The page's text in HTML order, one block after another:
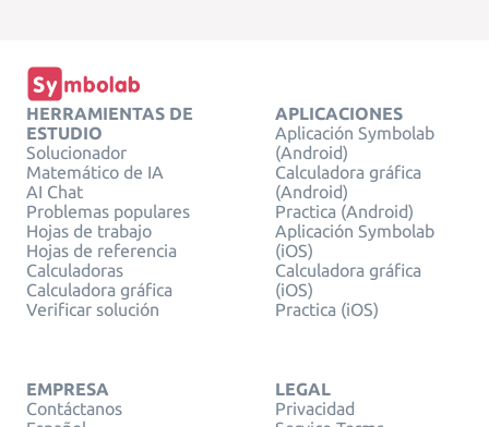
HERRAMIENTAS DE
ESTUDIO
Solucionador
Matemático de IA
AI Chat
Problemas populares
Hojas de trabajo
Hojas de referencia
Calculadoras
Calculadora gráfica
Verificar solución
APLICACIONES
Aplicación Symbolab
(Android)
Calculadora gráfica
(Android)
Practica (Android)
Aplicación Symbolab
(iOS)
Calculadora gráfica
(iOS)
Practica (iOS)
EMPRESA
Contáctanos
LEGAL
Privacidad